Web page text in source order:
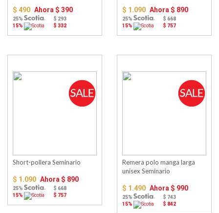
$ 490 Ahora $ 390
25%
$ 293
15%
$ 332
$ 1.090 Ahora $ 890
25%
$ 668
15%
$ 757
Short-pollera Seminario
$ 1.090 Ahora $ 890
25%
$ 668
15%
$ 757
Remera polo manga larga
unisex Seminario
$ 1.490 Ahora $ 990
25%
$ 743
15%
$ 842